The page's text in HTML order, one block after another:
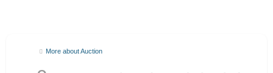
More about Auction